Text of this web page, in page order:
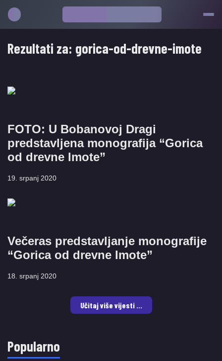
Rezultati za: gorica-od-drevne-imote
FOTO: U Bobanovoj Dragi
predstavljena monografija “Gorica
od drevne Imote”
19. srpanj 2020
Večeras predstavljanje monografije
“Gorica od drevne Imote”
18. srpanj 2020
Učitaj više vijesti ...
Popularno